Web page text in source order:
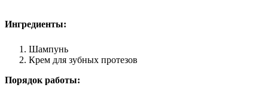
Ингредиенты:
Шампунь
Крем для зубных протезов
Порядок работы: